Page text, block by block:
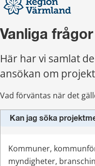
Vanliga
Här har vi samlat
ansökan om
Vad förväntas när det
Kan jag söka
Kommuner,
myndigheter,